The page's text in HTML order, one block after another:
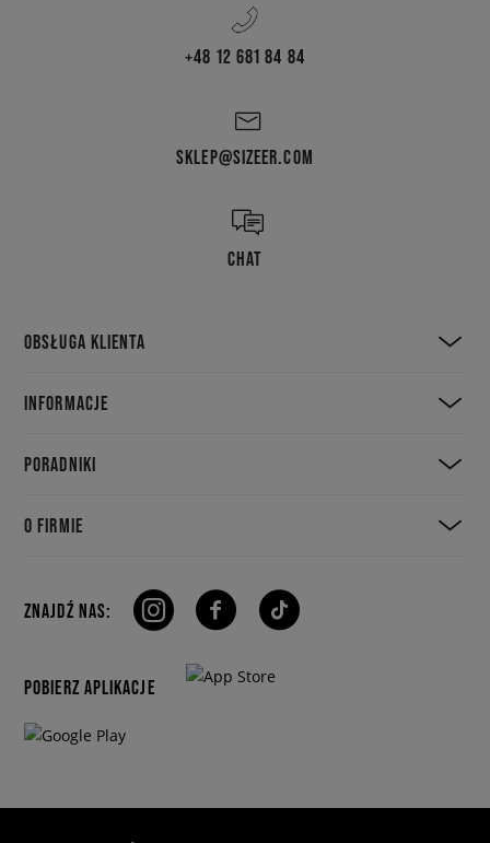
+48 12 681 84 84
SKLEP@SIZEER.COM
CHAT
OBSŁUGA KLIENTA
INFORMACJE
PORADNIKI
O FIRMIE
ZNAJDŹ NAS:
POBIERZ APLIKACJE